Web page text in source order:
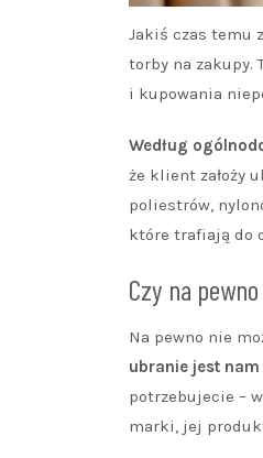
Jakiś czas temu
torby na zakupy.
i kupowania
Według
że klient założy
poliestrów,
które trafiają do
Czy na
Na pewno nie
ubranie jest
potrzebujecie –
marki, jej